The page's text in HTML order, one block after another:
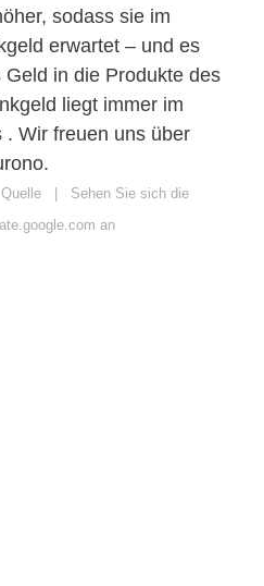
sodass sie im
erwartet – und es
in die Produkte des
liegt immer im
. Wir freuen uns über
Sehen Sie sich die
an